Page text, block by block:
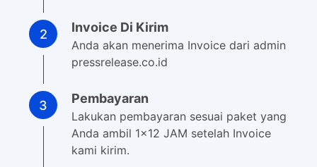
Invoice Di Kirim
Anda akan menerima Invoice dari admin
pressrelease.co.id
Pembayaran
Lakukan pembayaran sesuai paket yang
Anda ambil 1×12 JAM setelah Invoice
kami kirim.